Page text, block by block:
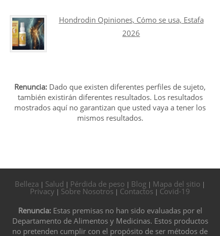
Hondrodin Opiniones, Cómo se usa, Estafa
2026
Renuncia: Dado que existen diferentes perfiles de sujeto,
también existirán diferentes resultados. Los resultados
mostrados aquí no garantizan que usted vaya a tener los
mismos resultados.
Belleza | Salud | Pérdida de peso | Blog | Mapa del sitio |
Privacy | Sobre Nosotros | Contactos | Covid-19
Renuncia:Estas premisas no han sido evaluadas por el
Departamento de Alimentos y Medicinas. Estos productos
no pretenden cumplir con el propósito de ser métodos de